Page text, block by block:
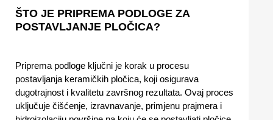
ŠTO JE PRIPREMA PODLOGE ZA
POSTAVLJANJE PLOČICA?
Priprema podloge ključni je korak u procesu
postavljanja keramičkih pločica, koji osigurava
dugotrajnost i kvalitetu završnog rezultata. Ovaj proces
uključuje čišćenje, izravnavanje, primjenu prajmera i